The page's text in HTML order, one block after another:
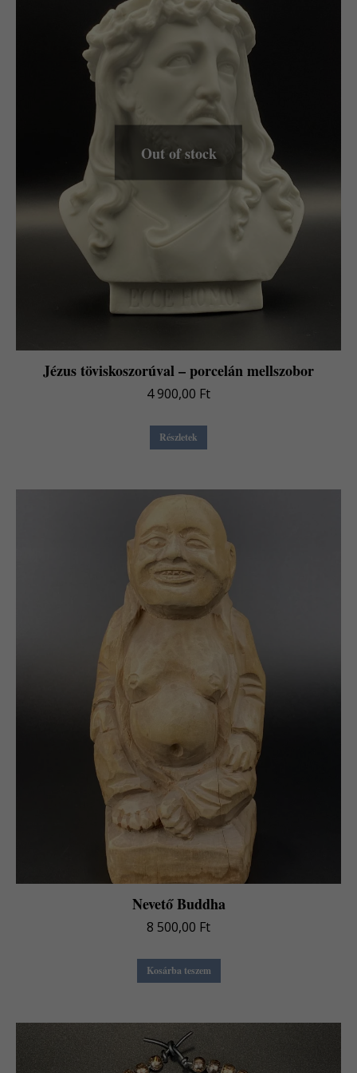
Out of stock
Jézus töviskoszorúval – porcelán mellszobor
4 900,00 Ft
Részletek
Nevető Buddha
8 500,00 Ft
Kosárba teszem